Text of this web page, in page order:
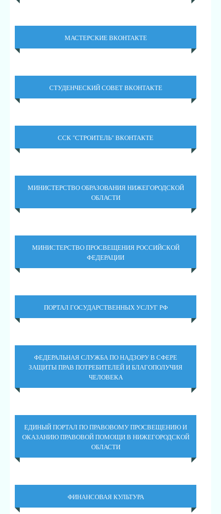
МАСТЕРСКИЕ ВКОНТАКТЕ
СТУДЕНЧЕСКИЙ СОВЕТ ВКОНТАКТЕ
ССК "СТРОИТЕЛЬ" ВКОНТАКТЕ
МИНИСТЕРСТВО ОБРАЗОВАНИЯ НИЖЕГОРОДСКОЙ
ОБЛАСТИ
МИНИСТЕРСТВО ПРОСВЕЩЕНИЯ РОССИЙСКОЙ
ФЕДЕРАЦИИ
ПОРТАЛ ГОСУДАРСТВЕННЫХ УСЛУГ РФ
ФЕДЕРАЛЬНАЯ СЛУЖБА ПО НАДЗОРУ В СФЕРЕ
ЗАЩИТЫ ПРАВ ПОТРЕБИТЕЛЕЙ И БЛАГОПОЛУЧИЯ
ЧЕЛОВЕКА
ЕДИНЫЙ ПОРТАЛ ПО ПРАВОВОМУ ПРОСВЕЩЕНИЮ И
ОКАЗАНИЮ ПРАВОВОЙ ПОМОЩИ В НИЖЕГОРОДСКОЙ
ОБЛАСТИ
ФИНАНСОВАЯ КУЛЬТУРА